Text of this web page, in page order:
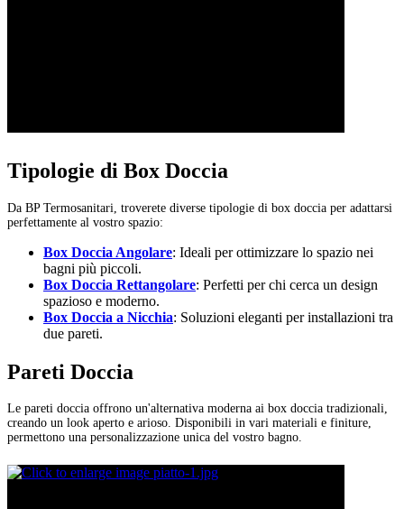
Tipologie di Box Doccia
Da BP Termosanitari, troverete diverse tipologie di box doccia per adattarsi
perfettamente al vostro spazio:
Box Doccia Angolare: Ideali per ottimizzare lo spazio nei
bagni più piccoli.
Box Doccia Rettangolare: Perfetti per chi cerca un design
spazioso e moderno.
Box Doccia a Nicchia: Soluzioni eleganti per installazioni tra
due pareti.
Pareti Doccia
Le pareti doccia offrono un'alternativa moderna ai box doccia tradizionali,
creando un look aperto e arioso. Disponibili in vari materiali e finiture,
permettono una personalizzazione unica del vostro bagno.